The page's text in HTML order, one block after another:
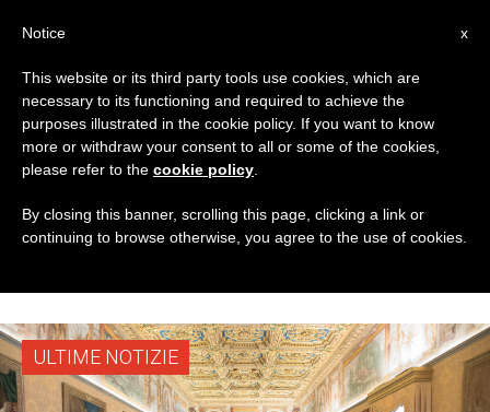
TAG
Posts Tagged
‘fraternità
Sacerdotale’
ULTIME NOTIZIE
x
Notice
This website or its third party tools use cookies, which are
necessary to its functioning and required to achieve the
purposes illustrated in the cookie policy. If you want to know
more or withdraw your consent to all or some of the cookies,
please refer to the cookie policy
By closing this banner, scrolling this page, clicking a link or
continuing to browse otherwise, you agree to the use of cookies.